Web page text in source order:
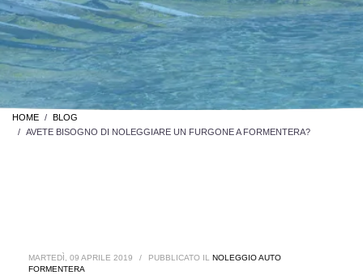
HOME
BLOG
AVETE BISOGNO DI NOLEGGIARE UN FURGONE A FORMENTERA?
MARTEDÌ, 09 APRILE 2019 / PUBBLICATO IL NOLEGGIO AUTO
FORMENTERA